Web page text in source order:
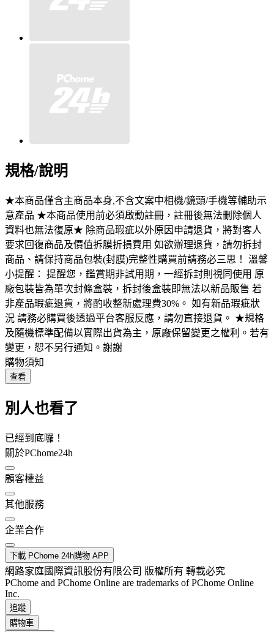
規格/說明
★本商品僅含主商品本身,不含文案中相機/鏡頭/手機等輔助示
意產品 ★本商品使用前必須啟動註冊，註冊後無法刪除個人
資料也無法復原★ 除商品瑕疵以外原因申請退貨，將對客人
要求回復商品及價值拆膜折損費用 如欲辦理退貨，請勿拆封
商品、請保持商品包裝(封膜)完整性購買前請務必三思！ 溫馨
小提醒： 提醒您，鑑賞期非試用期，一經拆封則視同使用 原
廠包裝皆為單次封條盒裝，拆封後盒裝即無法以新品販售 若
非產品瑕疵退貨，將酌收整新處理費30%。 如有新品瑕疵狀
況 請務必購買後透過平台客服反應，請勿直接退貨。 ★規格
及隨機標準配備以實際出貨為主，原廠保留變更之權利。若有
變更，恕不另行通知。謝謝
購物須知
查看
別人也看了
已經到底囉！
關於PChome24h
顧客權益
其他服務
企業合作
下載 PChome 24h購物 APP
網路家庭國際資訊股份有限公司 版權所有 轉載必究
PChome and PChome Online are trademarks of PChome Online
Inc.
追蹤
購物車